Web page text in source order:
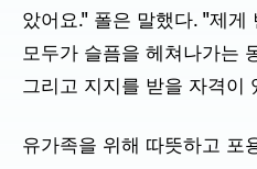
았어요." 폴은 말했다. "제게
모두가 슬픔을 헤쳐나가는
그리고 지지를 받을 자격이
유가족을 위해 따뜻하고 포